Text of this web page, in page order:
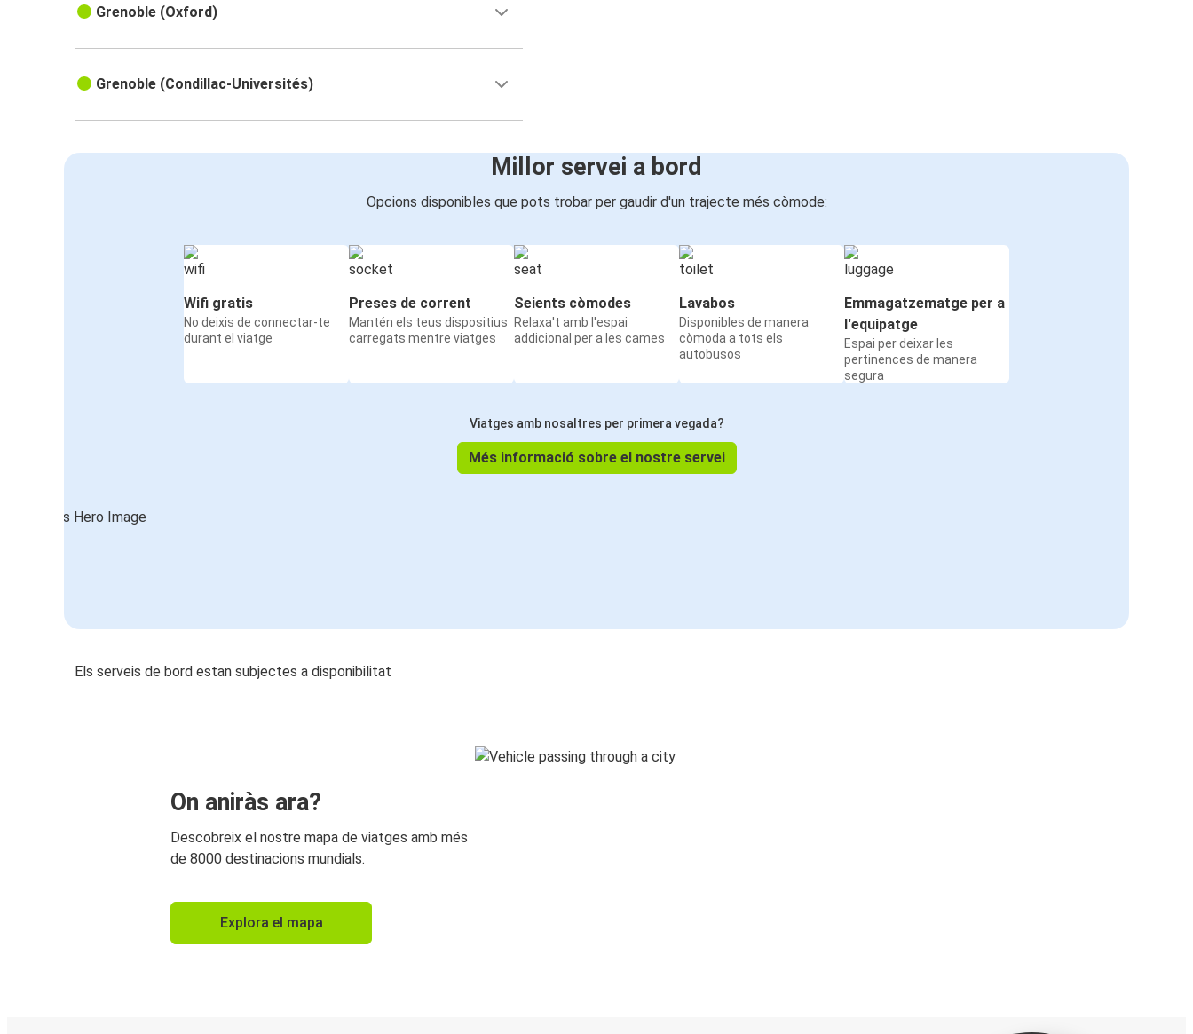
Grenoble (Oxford)
Grenoble (Condillac-Universités)
Millor servei a bord
Opcions disponibles que pots trobar per gaudir d'un trajecte més còmode:
Wifi gratis
No deixis de connectar-te
durant el viatge
Preses de corrent
Mantén els teus dispositius
carregats mentre viatges
Seients còmodes
Relaxa't amb l'espai
addicional per a les cames
Lavabos
Disponibles de manera
còmoda a tots els
autobusos
Emmagatzematge per a
l'equipatge
Espai per deixar les
pertinences de manera
segura
Viatges amb nosaltres per primera vegada?
Més informació sobre el nostre servei
Els serveis de bord estan subjectes a disponibilitat
On aniràs ara?
Descobreix el nostre mapa de viatges amb més
de 8000 destinacions mundials.
Explora el mapa